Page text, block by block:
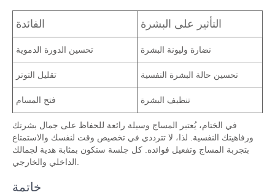
الفائدة التأثير على البشرة
تحسين الدورة الدموية نضارة وليونة البشرة
تقليل التوتر تحسين حالة البشرة النفسية
فتح المسام تنظيف البشرة
في الختام، يُعتبر المساج وسيلة رائعة للحفاظ على جمال بشرتك
ورفاهيتك النفسية. لذا، لا تترددي في تخصيص وقت لنفسك والاستمتاع
بتجربة المساج وتفعيل فوائده. كل جلسة ستكون بمثابة هدية لجمالك
خاتمة